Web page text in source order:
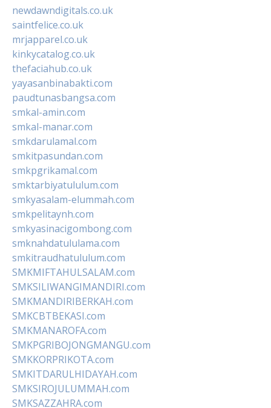
newdawndigitals.co.uk
saintfelice.co.uk
mrjapparel.co.uk
kinkycatalog.co.uk
thefaciahub.co.uk
yayasanbinabakti.com
paudtunasbangsa.com
smkal-amin.com
smkal-manar.com
smkdarulamal.com
smkitpasundan.com
smkpgrikamal.com
smktarbiyatululum.com
smkyasalam-elummah.com
smkpelitaynh.com
smkyasinacigombong.com
smknahdatululama.com
smkitraudhatululum.com
SMKMIFTAHULSALAM.com
SMKSILIWANGIMANDIRI.com
SMKMANDIRIBERKAH.com
SMKCBTBEKASI.com
SMKMANAROFA.com
SMKPGRIBOJONGMANGU.com
SMKKORPRIKOTA.com
SMKITDARULHIDAYAH.com
SMKSIROJULUMMAH.com
SMKSAZZAHRA.com